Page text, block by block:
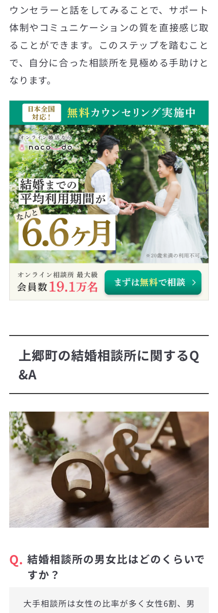
ウンセラーと話をしてみることで、サポート
体制やコミュニケーションの質を直接感じ取
ることができます。このステップを踏むこと
で、自分に合った相談所を見極める手助けと
なります。
上郷町の結婚相談所に関するQ
&A
Q. 結婚相談所の男女比はどのくらいで
すか？
大手相談所は女性の比率が多く女性6割、男